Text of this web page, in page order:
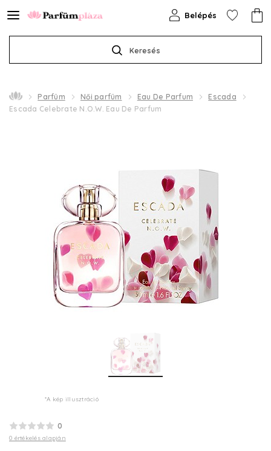
Keresés
Belépés
Parfüm Női parfüm Eau De Parfum
Escada
Escada Celebrate N.O.W. Eau De Parfum
*A kép illusztráció
0
0 értékelés alapján